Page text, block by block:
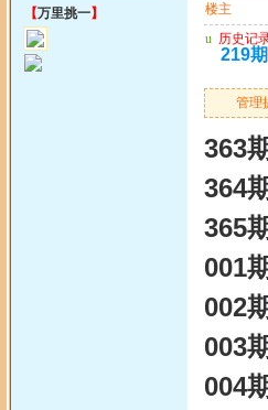
【万里挑一】
楼主
u 历史记
219
管理
363
364
365
001
002
003
004